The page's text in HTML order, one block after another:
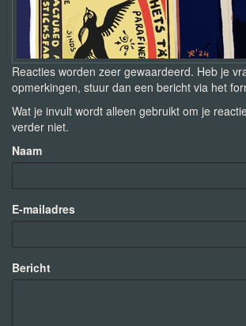
Reacties worden zeer gewaardeerd. Heb je
opmerkingen, stuur dan een bericht via het
Wat je invult wordt alleen gebruikt om je
verder niet.
Naam
E-mailadres
Bericht